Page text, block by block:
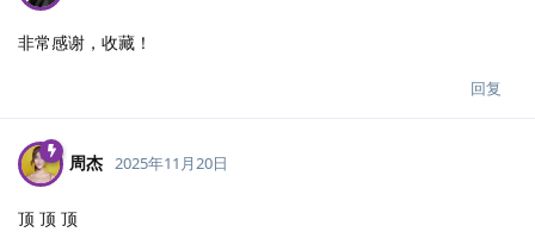
非常感谢，收藏！
回复
周杰 2025年11月20日
顶 顶 顶